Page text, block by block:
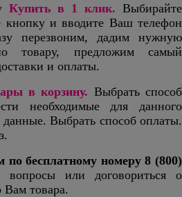
Купить в 1 клик. Выбирайте
кнопку и вводите Ваш телефон
перезвоним, дадим нужную
товару, предложим самый
и оплаты.
в корзину. Выбрать способ
необходимые для данного
данные. Выбрать способ оплаты.
по бесплатному номеру 8 (800)
вопросы или договориться о
Вам товара.